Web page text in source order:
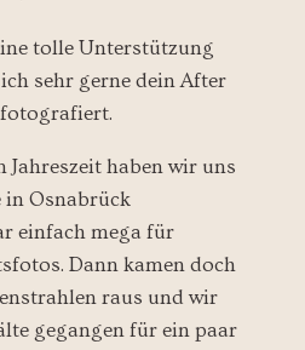
tolle Unterstützung
sehr gerne dein After
haben wir uns
in Osnabrück
einfach mega für
Dann kamen doch
raus und wir
gegangen für ein paar